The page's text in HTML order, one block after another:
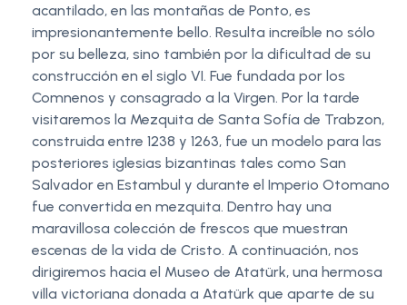
acantilado, en las montañas de Ponto, es
impresionantemente bello. Resulta increíble no sólo
por su belleza, sino también por la dificultad de su
construcción en el siglo VI. Fue fundada por los
Comnenos y consagrado a la Virgen. Por la tarde
visitaremos la Mezquita de Santa Sofía de Trabzon,
construida entre 1238 y 1263, fue un modelo para las
posteriores iglesias bizantinas tales como San
Salvador en Estambul y durante el Imperio Otomano
fue convertida en mezquita. Dentro hay una
maravillosa colección de frescos que muestran
escenas de la vida de Cristo. A continuación, nos
dirigiremos hacia el Museo de Atatürk, una hermosa
villa victoriana donada a Atatürk que aparte de su